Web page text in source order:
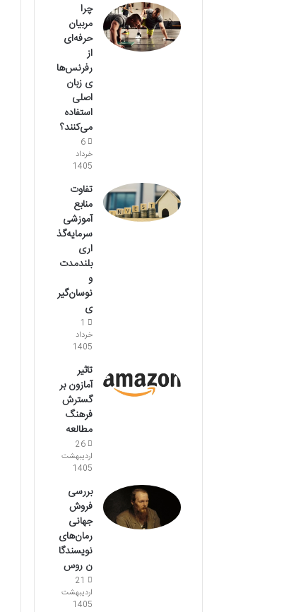
چرا
مربیان
حرفه‌ای
از
رفرنس‌ها
ی زبان
اصلی
استفاده
می‌کنند؟
6
خرداد
1405
تفاوت
منابع
آموزشی
سرمایه‌گذ
اری
بلندمدت
و
نوسان‌گیر
ی
1
خرداد
1405
تاثیر
آمازون بر
گسترش
فرهنگ
مطالعه
26
اردیبهشت
1405
بررسی
فروش
جهانی
رمان‌های
نویسندگا
ن روس
21
اردیبهشت
1405